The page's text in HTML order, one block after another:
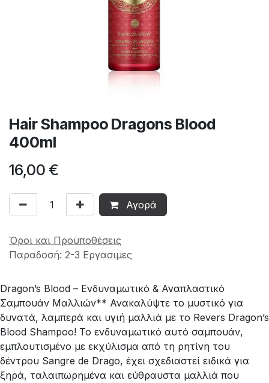
Hair Shampoo Dragons Blood
400ml
16,00 €
Αγορά
Όροι και Προϋποθέσεις
Παραδοσή: 2-3 Εργασιμες
Dragon’s Blood – Ενδυναμωτικό & Αναπλαστικό
Σαμπουάν Μαλλιών** Ανακαλύψτε το μυστικό για
δυνατά, λαμπερά και υγιή μαλλιά με το Revers Dragon’s
Blood Shampoo! Το ενδυναμωτικό αυτό σαμπουάν,
εμπλουτισμένο με εκχύλισμα από τη ρητίνη του
δέντρου Sangre de Drago, έχει σχεδιαστεί ειδικά για
ξηρά, ταλαιπωρημένα και εύθραυστα μαλλιά που